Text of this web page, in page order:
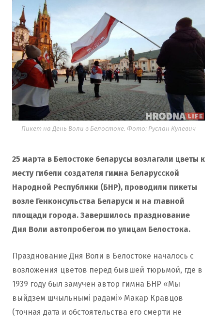
Пикет на День Воли в Белостоке. Фото: Руслан Кулевич
25 марта в Белостоке беларусы возлагали цветы к
месту гибели создателя гимна Беларусской
Народной Республики (БНР), проводили пикеты
возле Генконсульства Беларуси и на главной
площади города. Завершилось празднование
Дня Воли автопробегом по улицам Белостока.
Празднование Дня Воли в Белостоке началось с
возложения цветов перед бывшей тюрьмой, где в
1939 году был замучен автор гимна БНР «Мы
выйдзем шчыльнымі радамі» Макар Кравцов
(точная дата и обстоятельства его смерти не